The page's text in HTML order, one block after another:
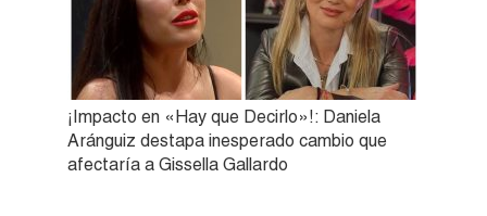
¡Impacto en «Hay que Decirlo»!: Daniela
Aránguiz destapa inesperado cambio que
afectaría a Gissella Gallardo